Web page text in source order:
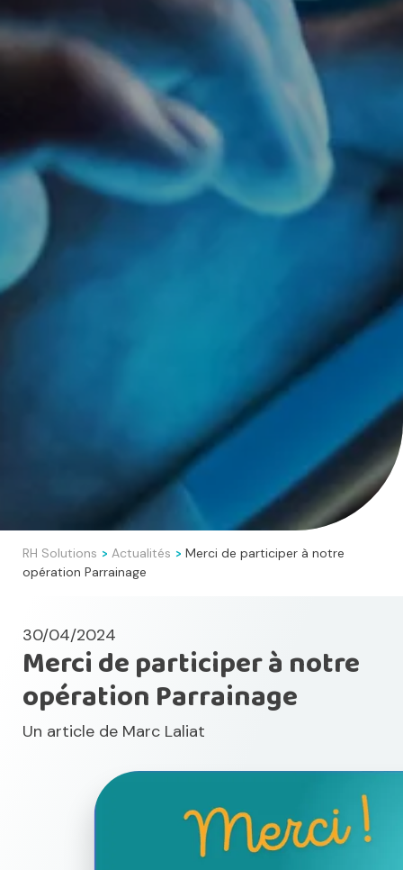
RH Solutions > Actualités > Merci de participer à notre
opération Parrainage
30/04/2024
Merci de participer à notre
opération Parrainage
Un article de Marc Laliat